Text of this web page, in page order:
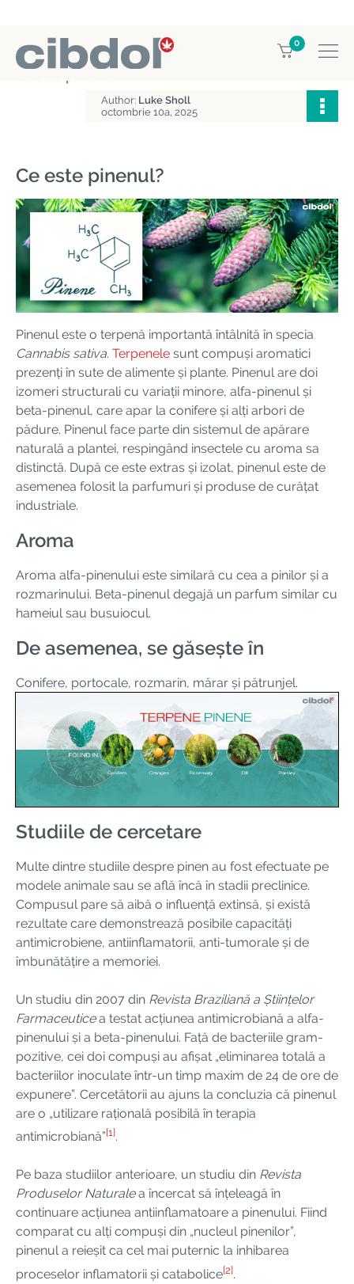
0
Home
Enciclopedia CBD
Author: Luke Sholl
octombrie 10a, 2025
Ce este pinenul?
Pinenul este o terpenă importantă întâlnită în specia
Cannabis sativa. Terpenele sunt compuși aromatici
prezenți în sute de alimente și plante. Pinenul are doi
izomeri structurali cu variații minore, alfa-pinenul și
beta-pinenul, care apar la conifere și alți arbori de
pădure. Pinenul face parte din sistemul de apărare
naturală a plantei, respingând insectele cu aroma sa
distinctă. După ce este extras și izolat, pinenul este de
asemenea folosit la parfumuri și produse de curățat
industriale.
Aroma
Aroma alfa-pinenului este similară cu cea a pinilor și a
rozmarinului. Beta-pinenul degajă un parfum similar cu
hameiul sau busuiocul.
De asemenea, se găsește în
Conifere, portocale, rozmarin, mărar și pătrunjel.
Studiile de cercetare
Multe dintre studiile despre pinen au fost efectuate pe
modele animale sau se află încă în stadii preclinice.
Compusul pare să aibă o influență extinsă, și există
rezultate care demonstrează posibile capacități
antimicrobiene, antiinflamatorii, anti-tumorale și de
îmbunătățire a memoriei.
Un studiu din 2007 din Revista Braziliană a Științelor
Farmaceuticea testat acțiunea antimicrobiană a alfa-
pinenului și a beta-pinenului. Față de bacteriile gram-
pozitive, cei doi compuși au afișat „eliminarea totală a
bacteriilor inoculate într-un timp maxim de 24 de ore de
expunere”. Cercetătorii au ajuns la concluzia că pinenul
are o „utilizare rațională posibilă în terapia
antimicrobiană”[1] .
Pe baza studiilor anterioare, un studiu din Revista
Produselor Naturalea încercat să înțeleagă în
continuare acțiunea antiinflamatoare a pinenului. Fiind
comparat cu alți compuși din „nucleul pinenilor”,
pinenul a reieșit ca cel mai puternic la inhibarea
proceselor inflamatorii și catabolice[2].